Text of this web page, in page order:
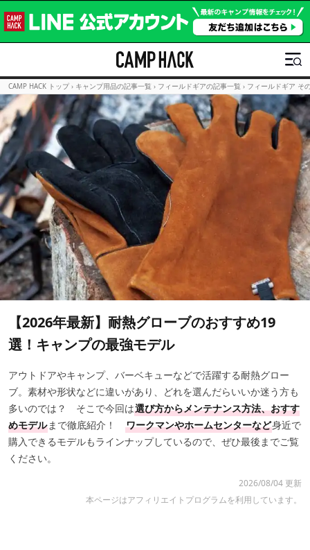
CAMP HACK トップ › キャンプ用品の記事一覧 › フィールドギアの記事一覧 › フィールドギア そ
【2026年最新】耐熱グローブのおすすめ19
選！キャンプの最強モデル
アウトドアやキャンプ、バーベキューなどで活躍する耐熱グロー
ブ。素材や形状などに違いがあり、どれを選んだらいいか迷う方も
多いのでは？ そこで今回は選び方からメンテナンス方法、おすす
めモデルまで徹底紹介！ ワークマンやホームセンターなど身近で
購入できるモデルもラインナップしているので、ぜひ最後までご覧
ください。
2026/08/04 更新
本ページはアフィリエイトプログラムを利用しています。